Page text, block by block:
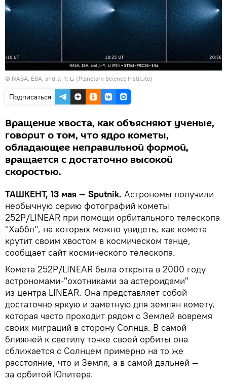
© NASA, ESA, and J.-Y. Li (Planetary Science Institute)
Подписаться
Вращение хвоста, как объясняют ученые,
говорит о том, что ядро кометы,
обладающее неправильной формой,
вращается с достаточно высокой
скоростью.
ТАШКЕНТ, 13 мая — Sputnik. Астрономы получили
необычную серию фотографий кометы
252P/LINEAR при помощи орбитального телескопа
"Хаббл", на которых можно увидеть, как комета
крутит своим хвостом в космическом танце,
сообщает сайт космического телескопа.
Комета 252P/LINEAR была открыта в 2000 году
астрономами-"охотниками за астероидами"
из центра LINEAR. Она представляет собой
достаточно яркую и заметную для землян комету,
которая часто проходит рядом с Землей вовремя
своих миграций в сторону Солнца. В самой
ближней к светилу точке своей орбиты она
сближается с Солнцем примерно на то же
расстояние, что и Земля, а в самой дальней —
за орбитой Юпитера.